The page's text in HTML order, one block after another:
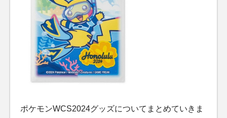
ポケモンWCS2024グッズについてまとめていきま